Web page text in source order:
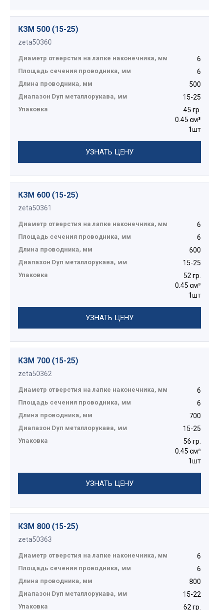
КЗМ 500 (15-25)
zeta50360
Диаметр отверстия на лапке наконечника, мм 6
Площадь сечения проводника, мм 6
Длина проводника, мм 500
Диапазон Dуп металлорукава, мм 15-25
Упаковка
45 гр.
0.45 см³
1шт
УЗНАТЬ ЦЕНУ
КЗМ 600 (15-25)
zeta50361
Диаметр отверстия на лапке наконечника, мм 6
Площадь сечения проводника, мм 6
Длина проводника, мм 600
Диапазон Dуп металлорукава, мм 15-25
Упаковка
52 гр.
0.45 см³
1шт
УЗНАТЬ ЦЕНУ
КЗМ 700 (15-25)
zeta50362
Диаметр отверстия на лапке наконечника, мм 6
Площадь сечения проводника, мм 6
Длина проводника, мм 700
Диапазон Dуп металлорукава, мм 15-25
Упаковка
56 гр.
0.45 см³
1шт
УЗНАТЬ ЦЕНУ
КЗМ 800 (15-25)
zeta50363
Диаметр отверстия на лапке наконечника, мм 6
Площадь сечения проводника, мм 6
Длина проводника, мм 800
Диапазон Dуп металлорукава, мм 15-22
Упаковка 62 гр.